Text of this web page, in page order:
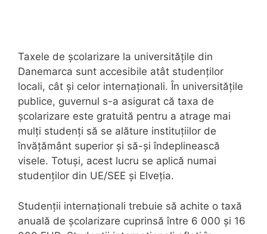
Taxele de școlarizare la universitățile din
Danemarca sunt accesibile atât studenților
locali, cât și celor internaționali. În universitățile
publice, guvernul s-a asigurat că taxa de
școlarizare este gratuită pentru a atrage mai
mulți studenți să se alăture instituțiilor de
învățământ superior și să-și îndeplinească
visele. Totuși, acest lucru se aplică numai
studenților din UE/SEE și Elveția.
Studenții internaționali trebuie să achite o taxă
anuală de școlarizare cuprinsă între 6 000 și 16